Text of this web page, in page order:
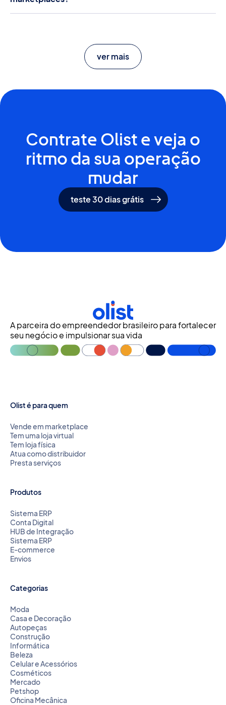
Sim. O ERP da Olist conta com integração com
ver mais
Contrate Olist e veja o
ritmo da sua operação
mudar
teste 30 dias grátis
A parceira do empreendedor brasileiro para fortalecer
seu negócio e impulsionar sua vida
Olist é para quem
Vende em marketplace
Tem uma loja virtual
Tem loja física
Atua como distribuidor
Presta serviços
Produtos
Sistema ERP
Conta Digital
HUB de Integração
Sistema ERP
E-commerce
Envios
Categorias
Moda
Casa e Decoração
Autopeças
Construção
Informática
Beleza
Celular e Acessórios
Cosméticos
Mercado
Petshop
Oficina Mecânica